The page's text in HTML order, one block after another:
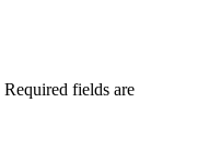
Required fields are